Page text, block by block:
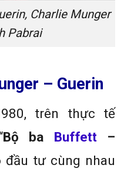
Charlie Munger
Pabrai
– Guerin
trên thực tế
Bộ ba Buffett–
đầu tư cùng nhau